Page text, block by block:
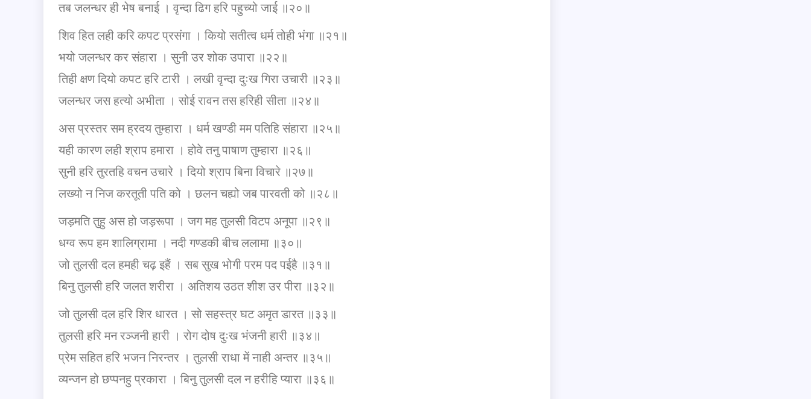
तब जलन्धर ही भेष बनाई । वृन्दा ढिग हरि पहुच्यो जाई ॥२०॥
शिवहित लही करि कपट प्रसंगा । कियो सतीत्व धर्म तोही भंगा ॥२१॥
भयो जलन्धर कर संहारा । सुनी उर शोक उपारा ॥२२॥
तिही क्षण दियो कपट हरि टारी । लखी वृन्दा दुःख गिरा उचारी ॥२३॥
जलन्धर जस हत्यो अभीता । सोई रावन तस हरिही सीता ॥२४॥
अस प्रस्तर सम ह्रदय तुम्हारा । धर्म खण्डी मम पतिहि संहारा ॥२५॥
यही कारण लही श्राप हमारा । होवे तनु पाषाण तुम्हारा ॥२६॥
सुनी हरि तुरतहि वचन उचारे । दियो श्राप बिना विचारे ॥२७॥
लख्यो न निज करतूती पति को । छलन चह्यो जब पारवती को ॥२८॥
जड़मति तुहु अस हो जड़रूपा । जग मह तुलसी विटप अनूपा ॥२९॥
धग्व रूप हम शालिग्रामा । नदी गण्डकी बीच ललामा ॥३०॥
जो तुलसी दल हमही चढ़ इहैं । सब सुख भोगी परम पद पईहै ॥३१॥
बिनु तुलसी हरि जलत शरीरा । अतिशय उठत शीश उर पीरा ॥३२॥
जो तुलसी दल हरि शिर धारत । सो सहस्त्र घट अमृत डारत ॥३३॥
तुलसी हरि मन रञ्जनी हारी । रोग दोष दुःख भंजनी हारी ॥३४॥
प्रेम सहित हरि भजन निरन्तर । तुलसी राधा में नाही अन्तर ॥३५॥
व्यन्जन हो छप्पनहु प्रकारा । बिनु तुलसी दल न हरीहि प्यारा ॥३६॥